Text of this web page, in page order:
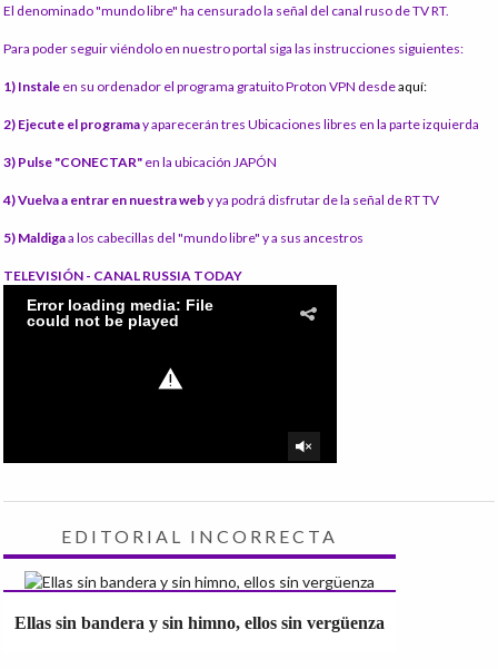
El denominado "mundo libre" ha censurado la señal del canal ruso de TV RT.
Para poder seguir viéndolo en nuestro portal siga las instrucciones siguientes:
1) Instale en su ordenador el programa gratuito Proton VPN desdeaquí:
2) Ejecute el programay aparecerán tres Ubicaciones libres en la parte izquierda
3) Pulse "CONECTAR" en la ubicación JAPÓN
4) Vuelva a entrar en nuestra weby ya podrá disfrutar de la señal de RT TV
5) Maldigaa los cabecillas del "mundo libre" y a sus ancestros
TELEVISIÓN - CANAL RUSSIA TODAY
EDITORIAL INCORRECTA
Ellas sin bandera y sin himno, ellos sin vergüenza